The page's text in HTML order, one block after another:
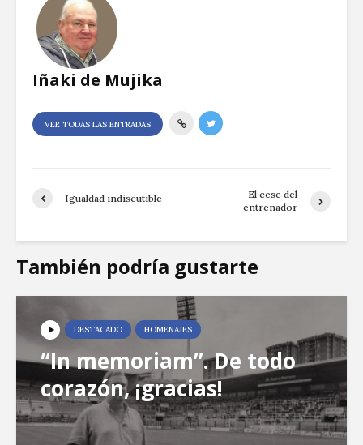
Iñaki de Mujika
VER TODAS LAS ENTRADAS
Igualdad indiscutible
El cese del
entrenador
También podría gustarte
DESTACADO HOMENAJES
“In memoriam”. De todo
corazón, ¡gracias!